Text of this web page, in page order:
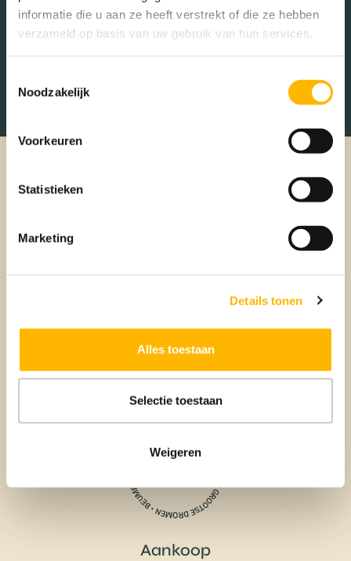
informatie die u aan ze heeft verstrekt of die ze hebben
verzameld op basis van uw gebruik van hun services.
Noodzakelijk
Voorkeuren
Statistieken
Marketing
Details tonen
Alles toestaan
Selectie toestaan
Weigeren
1
Verkopen
Aankoop